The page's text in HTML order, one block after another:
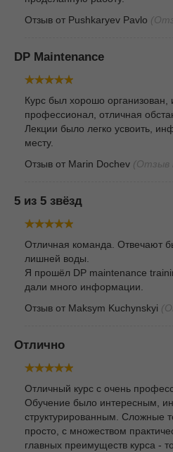
Отзыв от Pushkaryev Pavlo
DP Maintenance
Курс был хорошо организован,
профессионал, отличная
Лекции было легко усвоить,
месту.
Отзыв от Marin Dochev (Отзыв
5 из 5 звёзд
Отличная команда. Отвечают
лишней воды.
Я прошёл DP maintenance
дали много информации.
Отзыв от Maksym Kuchynskyi
Отлично
Отличный курс с очень
Обучение было интересным,
структурированным. Сложные
просто, с множеством
главных преимуществ курса -